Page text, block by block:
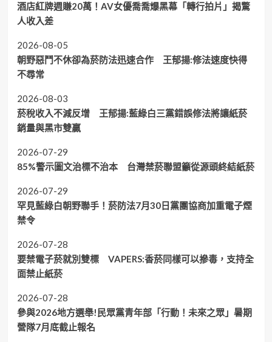
酒店紅牌週賺20萬！AV女優喬喬爆黑幕「轉行拍片」揭驚
人收入差
2026-08-05
朝野惡鬥不休卻為菸防法迅速合作 王郁揚:修法速度快得
不尋常
2026-08-03
菸稅收入不減反增 王郁揚:藍綠白三黨錯誤修法將讓紙菸
銷量與黑市雙贏
2026-07-29
85%警示圖文治標不治本 台灣禁菸聯盟籲從源頭終結紙菸
2026-07-29
罕見藍綠白朝野聯手！菸防法7月30日黨團協商加重電子煙
禁令
2026-07-28
要禁電子菸就別雙標 VAPERS:香菸同樣可以摻毒，支持全
面禁止紙菸
2026-07-28
參與2026地方選舉!民眾黨青年部「行動！未來之眾」暑期
營隊7月底截止報名